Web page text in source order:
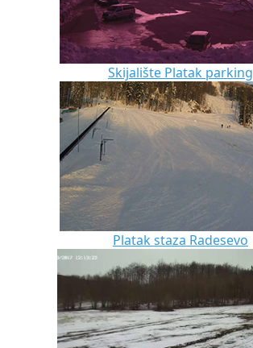
Skijalište Platak parking
Platak staza Radesevo